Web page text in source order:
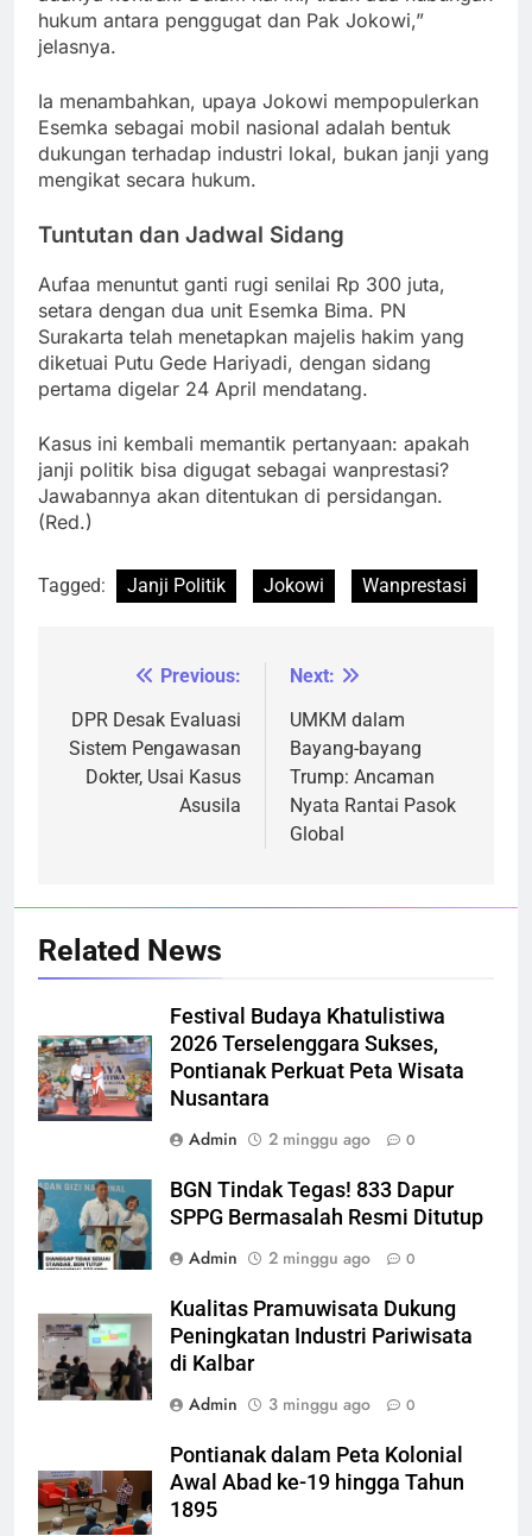
hukum antara penggugat dan Pak Jokowi,”
jelasnya.
Ia menambahkan, upaya Jokowi mempopulerkan
Esemka sebagai mobil nasional adalah bentuk
dukungan terhadap industri lokal, bukan janji yang
mengikat secara hukum.
Tuntutan dan Jadwal Sidang
Aufaa menuntut ganti rugi senilai Rp 300 juta,
setara dengan dua unit Esemka Bima. PN
Surakarta telah menetapkan majelis hakim yang
diketuai Putu Gede Hariyadi, dengan sidang
pertama digelar 24 April mendatang.
Kasus ini kembali memantik pertanyaan: apakah
janji politik bisa digugat sebagai wanprestasi?
Jawabannya akan ditentukan di persidangan.
(Red.)
Tagged: Janji Politik Jokowi Wanprestasi
Navigasi
pos
Previous:
DPR Desak Evaluasi
Sistem Pengawasan
Dokter, Usai Kasus
Asusila
Next:
UMKM dalam
Bayang-bayang
Trump: Ancaman
Nyata Rantai Pasok
Global
Related News
Festival Budaya Khatulistiwa
2026 Terselenggara Sukses,
Pontianak Perkuat Peta Wisata
Nusantara
Admin
2 minggu ago 0
BGN Tindak Tegas! 833 Dapur
SPPG Bermasalah Resmi Ditutup
Admin
2 minggu ago 0
Kualitas Pramuwisata Dukung
Peningkatan Industri Pariwisata
di Kalbar
Admin
3 minggu ago 0
Pontianak dalam Peta Kolonial
Awal Abad ke-19 hingga Tahun
1895